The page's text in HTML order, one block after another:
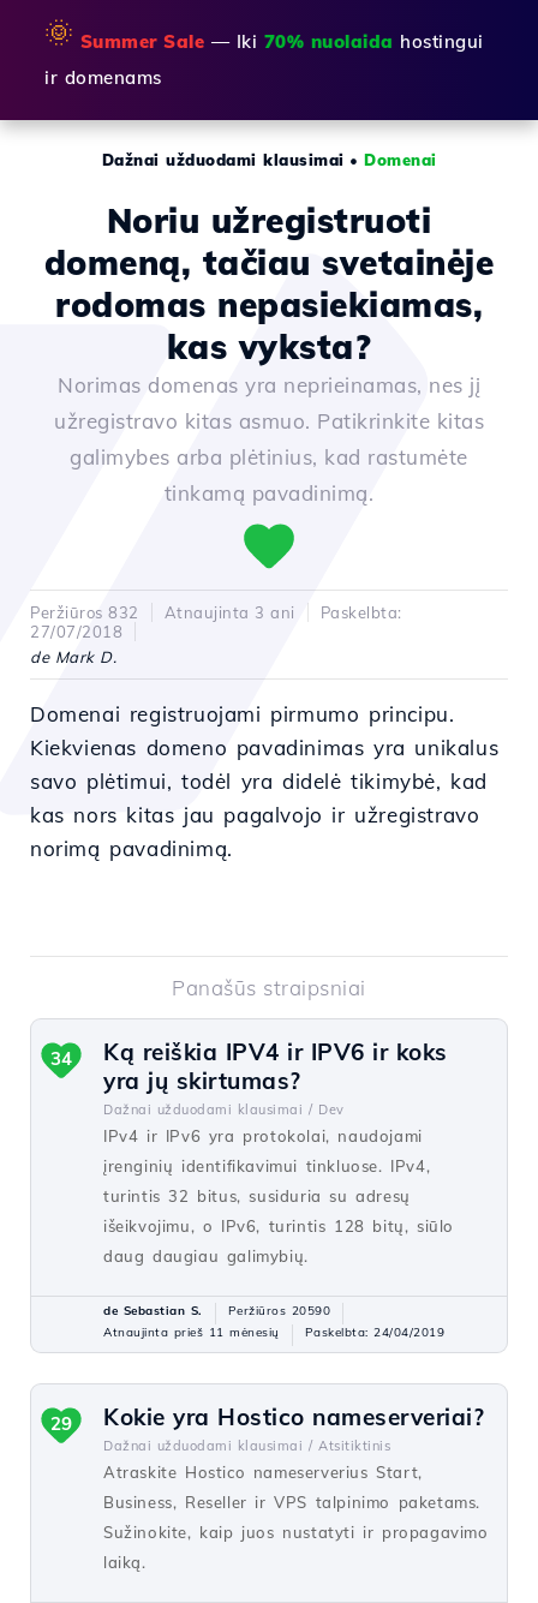
🌞 Summer Sale — Iki 70% nuolaida hostingui
ir domenams
Dažnai užduodami klausimai • Domenai
Noriu užregistruoti
domeną, tačiau svetainėje
rodomas nepasiekiamas,
kas vyksta?
Norimas domenas yra neprieinamas, nes jį
užregistravo kitas asmuo. Patikrinkite kitas
galimybes arba plėtinius, kad rastumėte
tinkamą pavadinimą.
Peržiūros 832 Atnaujinta 3 ani
Paskelbta:
27/07/2018
de Mark D.
Domenai registruojami pirmumo principu.
Kiekvienas domeno pavadinimas yra unikalus
savo plėtimui, todėl yra didelė tikimybė, kad
kas nors kitas jau pagalvojo ir užregistravo
norimą pavadinimą.
Panašūs straipsniai
Ką reiškia IPV4 ir IPV6 ir koks
yra jų skirtumas?
Dažnai užduodami klausimai / Dev
IPv4 ir IPv6 yra protokolai, naudojami
įrenginių identifikavimui tinkluose. IPv4,
turintis 32 bitus, susiduria su adresų
išeikvojimu, o IPv6, turintis 128 bitų, siūlo
daug daugiau galimybių.
34
de Sebastian S.
Peržiūros 20590
Atnaujinta prieš 11 mėnesių
Paskelbta: 24/04/2019
Kokie yra Hostico nameserveriai?
Dažnai užduodami klausimai / Atsitiktinis
Atraskite Hostico nameserverius Start,
Business, Reseller ir VPS talpinimo paketams.
Sužinokite, kaip juos nustatyti ir propagavimo
laiką.
29